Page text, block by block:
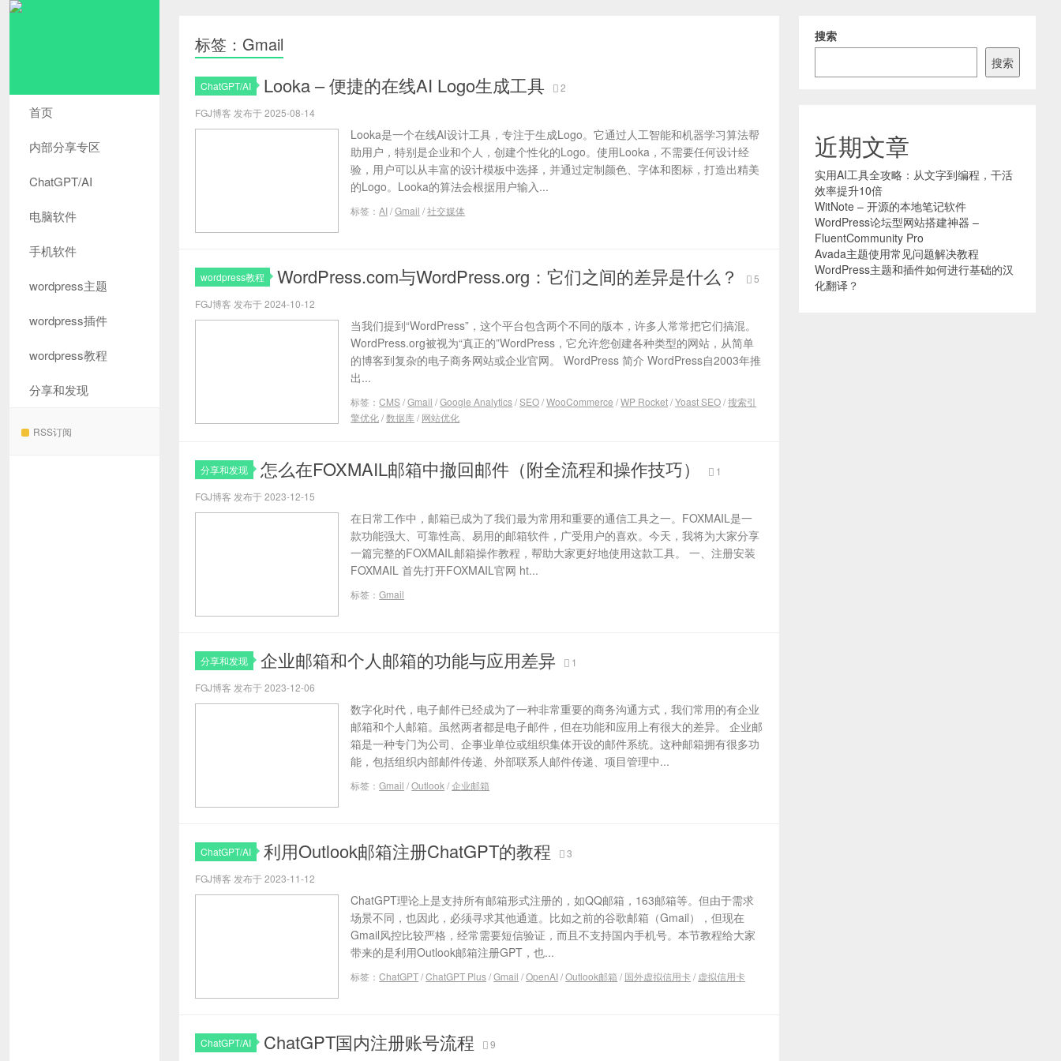
首页
内部分享专区
ChatGPT/AI
电脑软件
手机软件
wordpress主题
wordpress插件
wordpress教程
分享和发现
RSS订阅
标签：Gmail
ChatGPT/AI Looka – 便捷的在线AI Logo生成工具
2
FGJ博客 发布于 2025-08-14
Looka是一个在线AI设计工具，专注于生成Logo。它通过人工智能和机器学习算法帮
助用户，特别是企业和个人，创建个性化的Logo。使用Looka，不需要任何设计经
验，用户可以从丰富的设计模板中选择，并通过定制颜色、字体和图标，打造出精美
的Logo。Looka的算法会根据用户输入...
标签：AI/Gmail /社交媒体
wordpress教程 WordPress.com与WordPress.org：它们之间的差异是什么？
5
FGJ博客 发布于 2024-10-12
当我们提到“WordPress”，这个平台包含两个不同的版本，许多人常常把它们搞混。
WordPress.org被视为“真正的”WordPress，它允许您创建各种类型的网站，从简单
的博客到复杂的电子商务网站或企业官网。 WordPress 简介 WordPress自2003年推
出...
标签：CMS/Gmail /Google Analytics/SEO/WooCommerce /WP Rocket/Yoast SEO/搜索引
擎优化/数据库/ 网站优化
分享和发现 怎么在FOXMAIL邮箱中撤回邮件（附全流程和操作技巧）
1
FGJ博客 发布于 2023-12-15
在日常工作中，邮箱已成为了我们最为常用和重要的通信工具之一。FOXMAIL是一
款功能强大、可靠性高、易用的邮箱软件，广受用户的喜欢。今天，我将为大家分享
一篇完整的FOXMAIL邮箱操作教程，帮助大家更好地使用这款工具。 一、注册安装
FOXMAIL 首先打开FOXMAIL官网 ht...
标签：Gmail
分享和发现 企业邮箱和个人邮箱的功能与应用差异
1
FGJ博客 发布于 2023-12-06
数字化时代，电子邮件已经成为了一种非常重要的商务沟通方式，我们常用的有企业
邮箱和个人邮箱。虽然两者都是电子邮件，但在功能和应用上有很大的差异。 企业邮
箱是一种专门为公司、企事业单位或组织集体开设的邮件系统。这种邮箱拥有很多功
能，包括组织内部邮件传递、外部联系人邮件传递、项目管理中...
标签：Gmail /Outlook /企业邮箱
ChatGPT/AI 利用Outlook邮箱注册ChatGPT的教程
3
FGJ博客 发布于 2023-11-12
ChatGPT理论上是支持所有邮箱形式注册的，如QQ邮箱，163邮箱等。但由于需求
场景不同，也因此，必须寻求其他通道。比如之前的谷歌邮箱（Gmail），但现在
Gmail风控比较严格，经常需要短信验证，而且不支持国内手机号。本节教程给大家
带来的是利用Outlook邮箱注册GPT，也...
标签：ChatGPT/ChatGPT Plus/Gmail /OpenAI/Outlook邮箱 / 国外虚拟信用卡/ 虚拟信用卡
ChatGPT/AI ChatGPT国内注册账号流程 9
搜索
搜索
近期文章
实用AI工具全攻略：从文字到编程，干活
效率提升10倍
WitNote – 开源的本地笔记软件
WordPress论坛型网站搭建神器 –
FluentCommunity Pro
Avada主题使用常见问题解决教程
WordPress主题和插件如何进行基础的汉
化翻译？